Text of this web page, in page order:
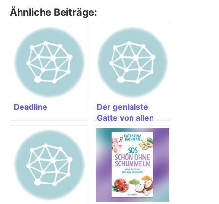
Ähnliche Beiträge:
Deadline
Der genialste
Gatte von allen